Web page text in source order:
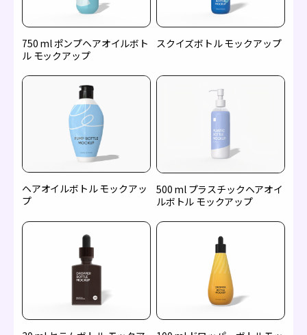
750 ml ポンプヘアオイルボト
ル モックアップ
スクイズボトル モックアップ
ヘアオイルボトル モックアッ
プ
500 ml プラスチックヘアオイ
ルボトル モックアップ